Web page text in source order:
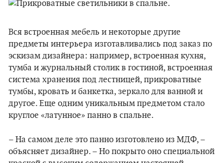
Вся встроенная мебель и некоторые другие
предметы интерьера изготавливались под заказ по
эскизам дизайнера: например, встроенная кухня,
тумба и журнальный столик в гостиной, встроенная
система хранения под лестницей, прикроватные
тумбы, кровать и банкетка, зеркало для ванной и
другое. Еще одним уникальным предметом стало
круглое «латунное» панно в спальне.
– На самом деле это панно изготовлено из МДФ, –
объясняет дизайнер. – Но покрыто оно специальной